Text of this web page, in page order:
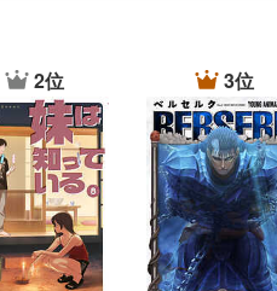
2位 3位